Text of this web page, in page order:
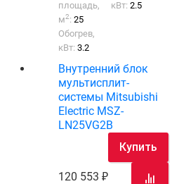
площадь,
м2:25
кВт:2.5
Обогрев,
кВт:3.2
Внутренний блок
мультисплит-
системы Mitsubishi
Electric MSZ-
LN25VG2B
120 553
Купить